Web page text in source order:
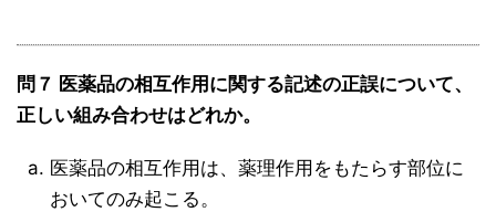
問７ 医薬品の相互作用に関する記述の正誤について、
正しい組み合わせはどれか。
医薬品の相互作用は、薬理作用をもたらす部位に
おいてのみ起こる。